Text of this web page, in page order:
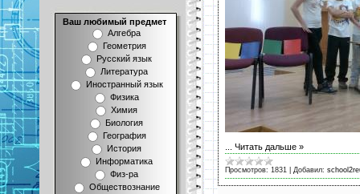
Ваш любимый предмет
Алгебра
Геометрия
Русский язык
Литература
Иностранный язык
Физика
Химия
Биология
География
История
Информатика
Физ-ра
Обществознание
Читать дальше »
Просмотров: 1831 Добавил: